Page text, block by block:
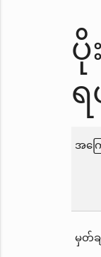
အကြ
မှတ်ခ